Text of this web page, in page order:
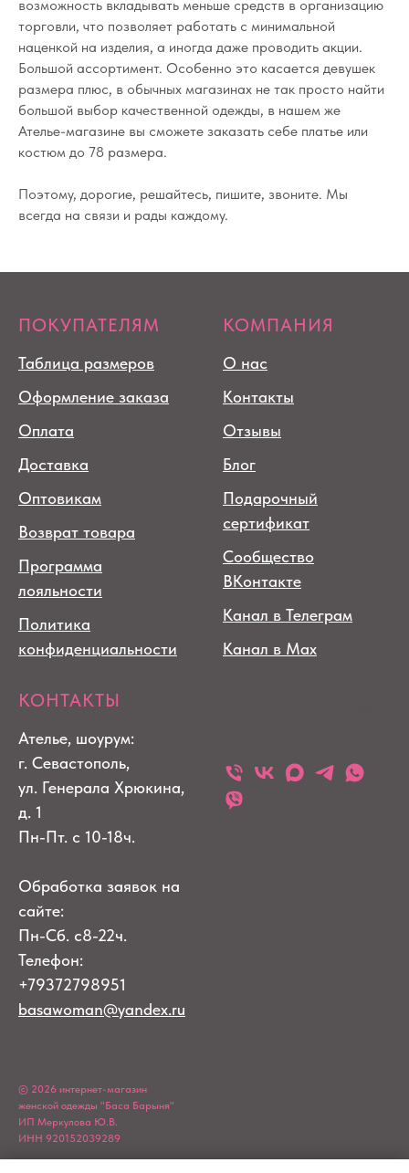
возможность вкладывать меньше средств в организацию
торговли, что позволяет работать с минимальной
наценкой на изделия, а иногда даже проводить акции.
Большой ассортимент. Особенно это касается девушек
размера плюс, в обычных магазинах не так просто найти
большой выбор качественной одежды, в нашем же
Ателье-магазине вы сможете заказать себе платье или
костюм до 78 размера.
Поэтому, дорогие, решайтесь, пишите, звоните. Мы
всегда на связи и рады каждому.
ПОКУПАТЕЛЯМ
Таблица размеров
Оформление заказа
Оплата
Доставка
Оптовикам
Возврат товара
Программа
лояльности
Политика
конфиденциальности
КОМПАНИЯ
О нас
Контакты
Отзывы
Блог
Подарочный
сертификат
Сообщество
ВКонтакте
Канал в Телеграм
Канал в Max
КОНТАКТЫ
Ателье, шоурум:
г. Севастополь,
ул. Генерала Хрюкина,
д. 1
Пн-Пт. с 10-18ч.
Обработка заявок на
сайте:
Пн-Сб. с8-22ч.
Телефон:
+79372798951
basawoman@yandex.ru
© 2026 интернет-магазин
женской одежды "Баса Барыня"
ИП Меркулова Ю.В.
ИНН 920152039289